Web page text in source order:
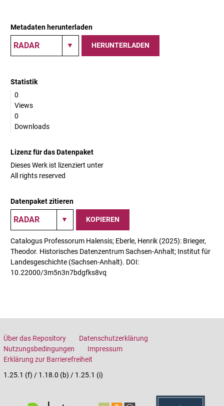
Metadaten herunterladen
HERUNTERLADEN
Statistik
0
Views
0
Downloads
Lizenz für das Datenpaket
Dieses Werk ist lizenziert unter
All rights reserved
Datenpaket zitieren
KOPIEREN
Catalogus Professorum Halensis; Eberle, Henrik (2025): Brieger,
Theodor. Historisches Datenzentrum Sachsen-Anhalt; Institut für
Landesgeschichte (Sachsen-Anhalt). DOI:
10.22000/3m5n3n7bdgfks8vq
Über das Repository
Datenschutzerklärung
Nutzungsbedingungen
Impressum
Erklärung zur Barrierefreiheit
1.25.1 (f) / 1.18.0 (b) / 1.25.1 (i)